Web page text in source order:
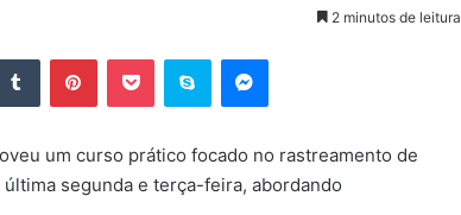
2 minutos de leitura
Tumblr PinterestPocket Skype Messenger
um curso prático focado no rastreamento de
segunda e terça-feira, abordando